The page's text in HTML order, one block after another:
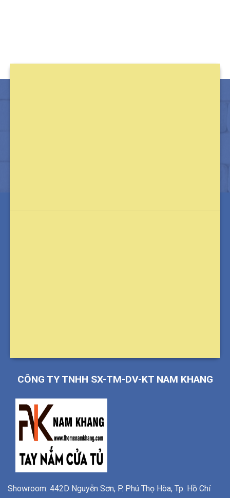
CÔNG TY TNHH SX-TM-DV-KT NAM KHANG
Showroom: 442D Nguyễn Sơn, P. Phú Thọ Hòa, Tp. Hồ Chí